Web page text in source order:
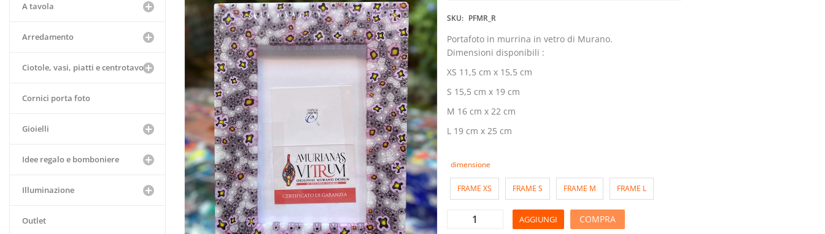
A tavola
Arredamento
Ciotole, vasi, piatti e centrotavola
Cornici porta foto
Gioielli
Idee regalo e bomboniere
Illuminazione
Outlet
SKU: PFMR_R
Portafoto in murrina in vetro di Murano.
Dimensioni disponibili :
XS 11,5 cm x 15,5 cm
S 15,5 cm x 19 cm
M 16 cm x 22 cm
L 19 cm x 25 cm
dimensione
FRAME XS FRAME S FRAME M FRAME L
AGGIUNGI COMPRA